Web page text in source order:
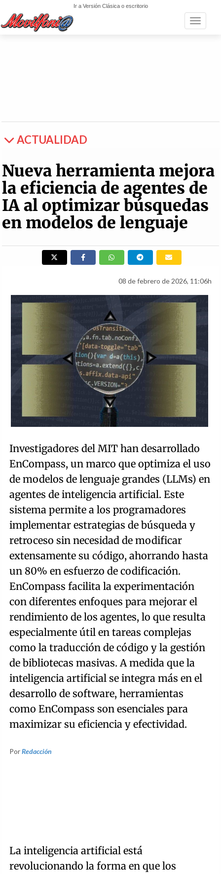
Ir a Versión Clásica o escritorio
Toggle
ACTUALIDAD
Nueva herramienta mejora
la eficiencia de agentes de
IA al optimizar búsquedas
en modelos de lenguaje
08 de febrero de 2026, 11:06h
Investigadores del MIT han desarrollado
EnCompass, un marco que optimiza el uso
de modelos de lenguaje grandes (LLMs) en
agentes de inteligencia artificial. Este
sistema permite a los programadores
implementar estrategias de búsqueda y
retroceso sin necesidad de modificar
extensamente su código, ahorrando hasta
un 80% en esfuerzo de codificación.
EnCompass facilita la experimentación
con diferentes enfoques para mejorar el
rendimiento de los agentes, lo que resulta
especialmente útil en tareas complejas
como la traducción de código y la gestión
de bibliotecas masivas. A medida que la
inteligencia artificial se integra más en el
desarrollo de software, herramientas
como EnCompass son esenciales para
maximizar su eficiencia y efectividad.
PorRedacción
La inteligencia artificial está
revolucionando la forma en que los